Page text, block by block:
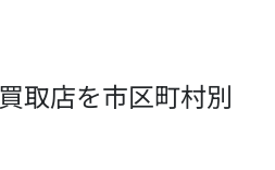
取店を市区町村別